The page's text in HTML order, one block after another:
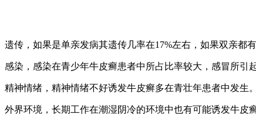
遗传，如果是单亲发病其遗传几率在17%左右，如果双亲都
感染，感染在青少年牛皮癣患者中所占比率较大，感冒所引
精神情绪，精神情绪不好诱发牛皮癣多在青壮年患者中发生
外界环境，长期工作在潮湿阴冷的环境中也有可能诱发牛皮癣